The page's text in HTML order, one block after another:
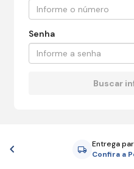
Senha
Entrega
Confira a
Anterior